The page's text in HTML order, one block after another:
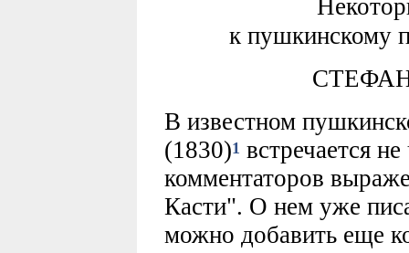
к пушкинскому
В известном
(1830)1 встречается
комментаторов
Касти". О нем уже
можно добавить еще